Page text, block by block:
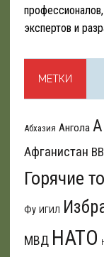
экспертов и
МЕТКИ
Абхазия Ангола
Афганистан
Горячие
Фу ИГИЛ
МВД НАТО